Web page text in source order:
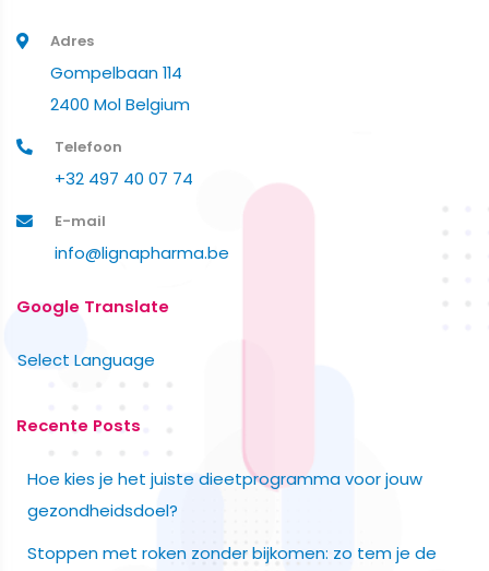
Adres
Gompelbaan 114
2400 Mol Belgium
Telefoon
+32 497 40 07 74
E-mail
info@lignapharma.be
Google Translate
Select Language
Recente Posts
Hoe kies je het juiste dieetprogramma voor jouw
gezondheidsdoel?
Stoppen met roken zonder bijkomen: zo tem je de